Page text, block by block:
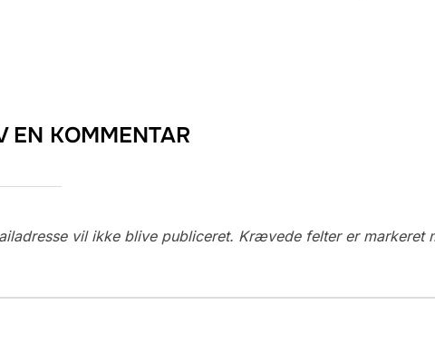
EN KOMMENTAR
vil ikke blive publiceret. Krævede felter er markeret